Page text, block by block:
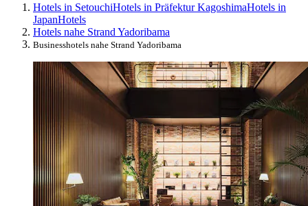
Hotels in SetouchiHotels in Präfektur KagoshimaHotels in
JapanHotels
Hotels nahe Strand Yadoribama
Businesshotels nahe Strand Yadoribama